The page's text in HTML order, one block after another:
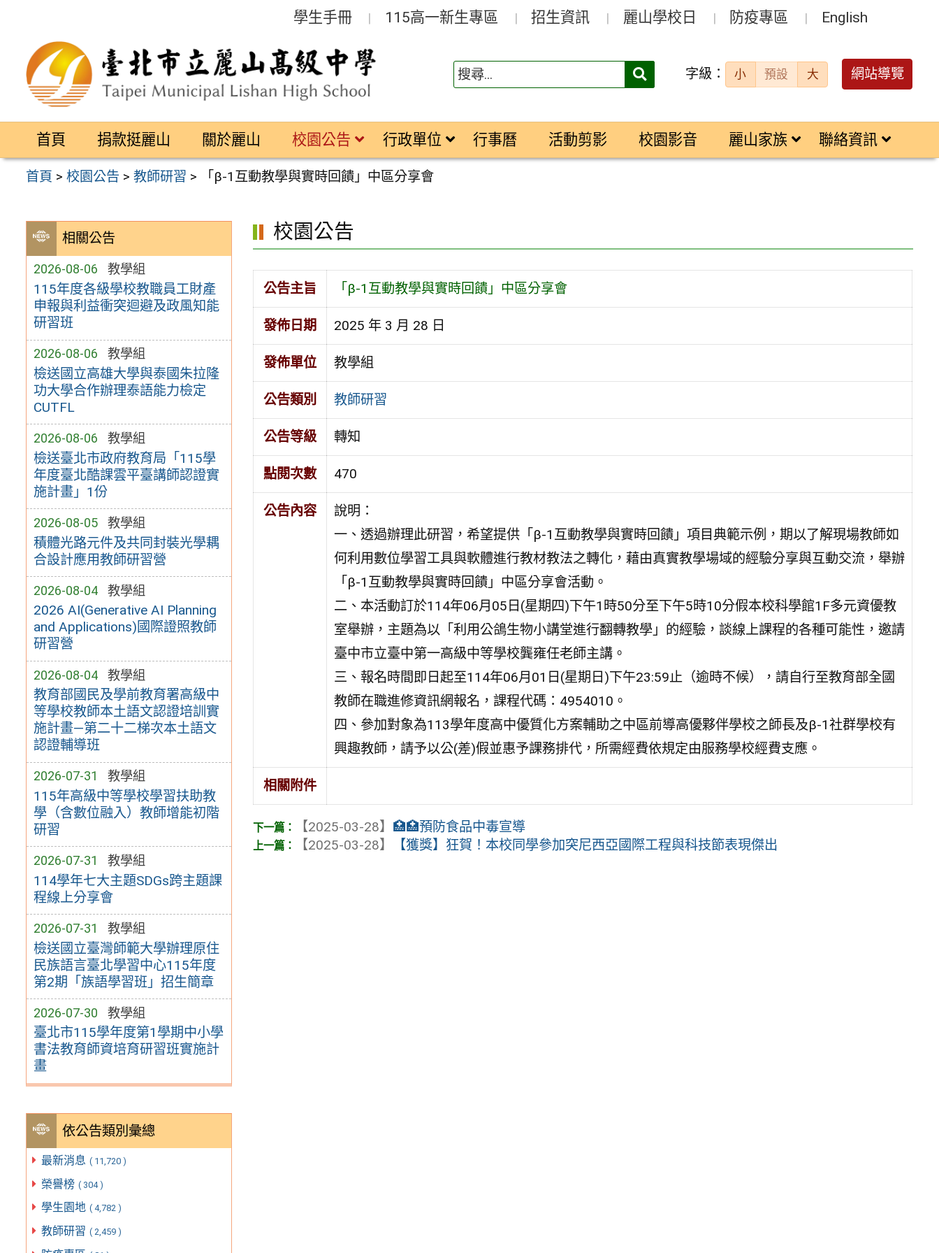
區
學生手冊 115高一新生專區 招生資訊 麗山學校日 防疫專區 English
搜
字級： 小 預設 大 網站導覽
首頁 捐款挺麗山 關於麗山 校園公告 行政單位 行事曆 活動剪影 校園影音 麗山家族 聯絡資訊
首頁 >校園公告 >教師研習 > 「β-1互動教學與實時回饋」中區分享會
相關公告
2026-08-06 教學組
115年度各級學校教職員工財產
申報與利益衝突迴避及政風知能
研習班
2026-08-06 教學組
檢送國立高雄大學與泰國朱拉隆
功大學合作辦理泰語能力檢定
CUTFL
2026-08-06 教學組
檢送臺北市政府教育局「115學
年度臺北酷課雲平臺講師認證實
施計畫」1份
2026-08-05 教學組
積體光路元件及共同封裝光學耦
合設計應用教師研習營
2026-08-04 教學組
2026 AI(Generative AI Planning
and Applications)國際證照教師
研習營
2026-08-04 教學組
教育部國民及學前教育署高級中
等學校教師本土語文認證培訓實
施計畫—第二十二梯次本土語文
認證輔導班
2026-07-31 教學組
115年高級中等學校學習扶助教
學（含數位融入）教師增能初階
研習
2026-07-31 教學組
114學年七大主題SDGs跨主題課
程線上分享會
2026-07-31 教學組
檢送國立臺灣師範大學辦理原住
民族語言臺北學習中心115年度
第2期「族語學習班」招生簡章
2026-07-30 教學組
臺北市115學年度第1學期中小學
書法教育師資培育研習班實施計
畫
依公告類別彙總
最新消息 ( 11,720 )
榮譽榜 ( 304 )
學生園地 ( 4,782 )
教師研習 ( 2,459 )
校園公告
公告主旨 「β-1互動教學與實時回饋」中區分享會
發佈日期 2025 年 3 月 28 日
發佈單位 教學組
公告類別 教師研習
公告等級 轉知
點閱次數 470
公告內容
說明：
一、透過辦理此研習，希望提供「β-1互動教學與實時回饋」項目典範示例，期以了解現場教師如
何利用數位學習工具與軟體進行教材教法之轉化，藉由真實教學場域的經驗分享與互動交流，舉辦
「β-1互動教學與實時回饋」中區分享會活動。
二、本活動訂於114年06月05日(星期四)下午1時50分至下午5時10分假本校科學館1F多元資優教
室舉辦，主題為以「利用公鴿生物小講堂進行翻轉教學」的經驗，談線上課程的各種可能性，邀請
臺中市立臺中第一高級中等學校龔雍任老師主講。
三、報名時間即日起至114年06月01日(星期日)下午23:59止（逾時不候），請自行至教育部全國
教師在職進修資訊網報名，課程代碼：4954010。
四、參加對象為113學年度高中優質化方案輔助之中區前導高優夥伴學校之師長及β-1社群學校有
興趣教師，請予以公(差)假並惠予課務排代，所需經費依規定由服務學校經費支應。
相關附件
【2025-03-28】 🏥🏥預防食品中毒宣導
【2025-03-28】
【獲獎】狂賀！本校同學參加突尼西亞國際工程與科技節表現傑出